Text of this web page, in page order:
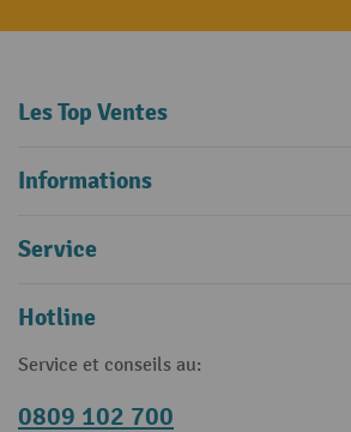
Les Top Ventes
Informations
Service
Hotline
Service et conseils au:
0809 102 700